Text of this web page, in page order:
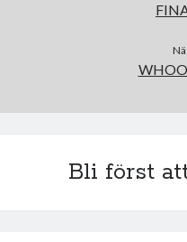
oktober 2021
Bli först